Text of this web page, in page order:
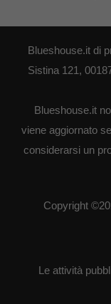
Blueshouse.it di
Sistina 121,
Blueshouse.it
viene aggiornato
considerarsi un
Copyright
Le attività